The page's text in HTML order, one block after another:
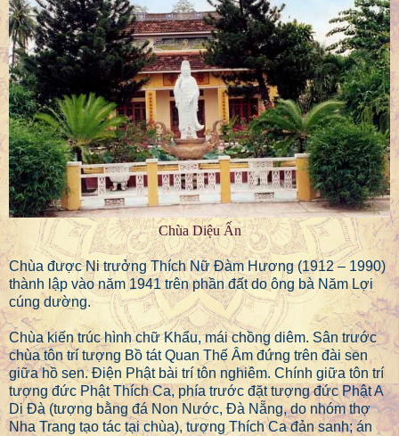
Chùa Diệu Ấn
Chùa được Ni trưởng Thích Nữ Đàm Hương (1912 – 1990)
thành lập vào năm 1941 trên phần đất do ông bà Năm Lợi
cúng dường.
Chùa kiến trúc hình chữ Khẩu, mái chồng diêm. Sân trước
chùa tôn trí tượng Bồ tát Quan Thế Âm đứng trên đài sen
giữa hồ sen. Điện Phật bài trí tôn nghiêm. Chính giữa tôn trí
tượng đức Phật Thích Ca, phía trước đặt tượng đức Phật A
Di Đà (tượng bằng đá Non Nước, Đà Nẵng, do nhóm thợ
Nha Trang tạo tác tại chùa), tượng Thích Ca đản sanh; án